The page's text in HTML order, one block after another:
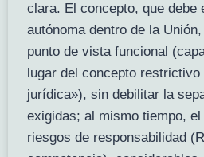
clara. El concepto, que debe
autónoma dentro de la
punto de vista funcional
lugar del concepto restrictivo
jurídica»), sin debilitar la
exigidas; al mismo tiempo,
riesgos de responsabilidad